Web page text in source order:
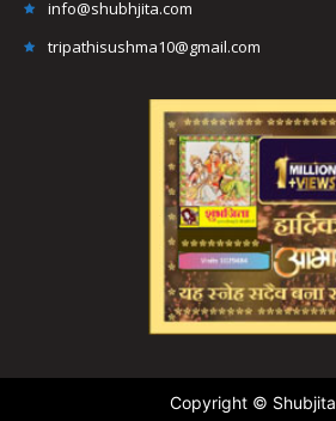
info@shubhjita.com
tripathisushma10@gmail.com
Copyright © Shubjita